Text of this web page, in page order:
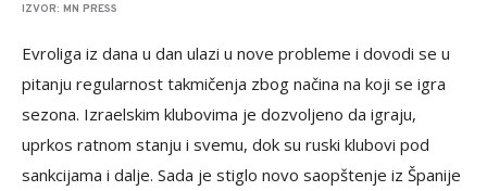
IZVOR: MN PRESS
Evroliga iz dana u dan ulazi u nove probleme i dovodi se u
pitanju regularnost takmičenja zbog načina na koji se igra
sezona. Izraelskim klubovima je dozvoljeno da igraju,
uprkos ratnom stanju i svemu, dok su ruski klubovi pod
sankcijama i dalje. Sada je stiglo novo saopštenje iz Španije